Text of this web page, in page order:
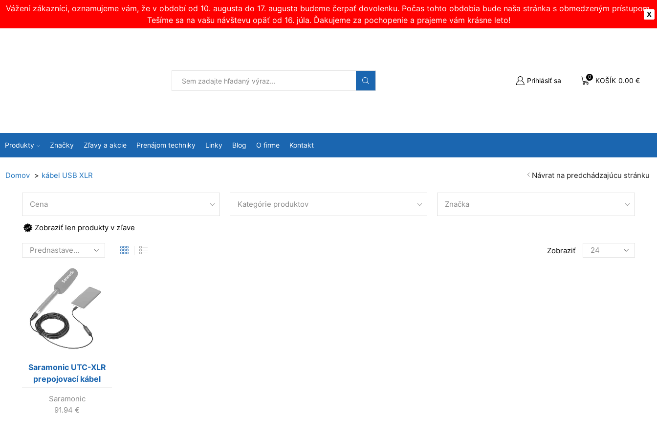
X
Vážení zákazníci, oznamujeme vám, že v období od 10. augusta do 17. augusta budeme čerpať dovolenku. Počas tohto obdobia bude naša stránka s obmedzeným prístupom.
Tešíme sa na vašu návštevu opäť od 16. júla. Ďakujeme za pochopenie a prajeme vám krásne leto!
Prihlásiť sa 0 KOŠÍK 0.00 €
Produkty Značky Zľavy a akcie Prenájom techniky Linky Blog O firme Kontakt
Domov kábel USB XLR Návrat na predchádzajúcu stránku
Cena Kategórie produktov Značka
Zobraziť len produkty v zľave
Zobraziť
Products
per
Saramonic UTC-XLR
prepojovací kábel
A/D prevodníkom pre
PC a Android
Saramonic
91.94 €